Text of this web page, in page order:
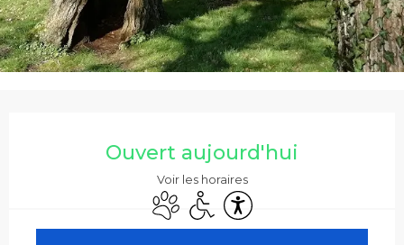
Ouvert aujourd'hui
Voir les horaires
Animaux acceptés
Accès handicapés
Accessibilité